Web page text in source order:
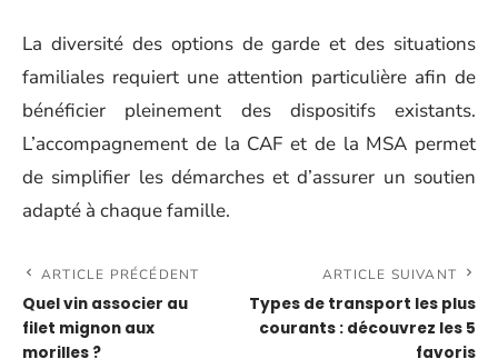
La diversité des options de garde et des situations
familiales requiert une attention particulière afin de
bénéficier pleinement des dispositifs existants.
L’accompagnement de la CAF et de la MSA permet
de simplifier les démarches et d’assurer un soutien
adapté à chaque famille.
ARTICLE PRÉCÉDENT
Quel vin associer au
filet mignon aux
morilles ?
ARTICLE SUIVANT
Types de transport les plus
courants : découvrez les 5
favoris